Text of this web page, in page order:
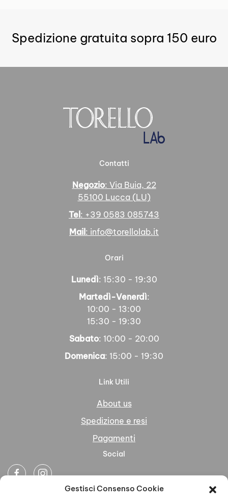
Gestisci Consenso Cookie
Spedizione gratuita sopra 150 euro
Contatti
Negozio: Via Buia, 22
55100 Lucca (LU)
Tel: +39 0583 085743
Mail: info@torellolab.it
Orari
Lunedì: 15:30 - 19:30
Martedì-Venerdì:
10:00 - 13:00
15:30 - 19:30
Sabato: 10:00 - 20:00
Domenica: 15:00 - 19:30
Link Utili
About us
Spedizione e resi
Pagamenti
Social